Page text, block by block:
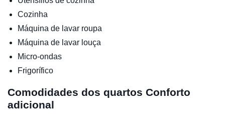
Cozinha
Máquina de lavar roupa
Máquina de lavar louça
Micro-ondas
Frigorífico
Comodidades dos quartos Conforto
adicional